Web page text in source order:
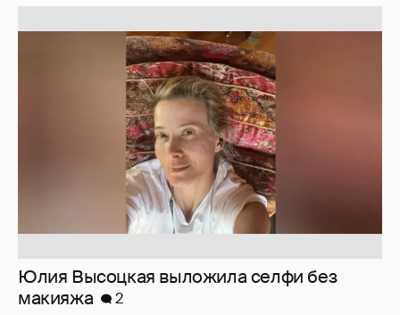
Юлия Высоцкая выложила селфи без